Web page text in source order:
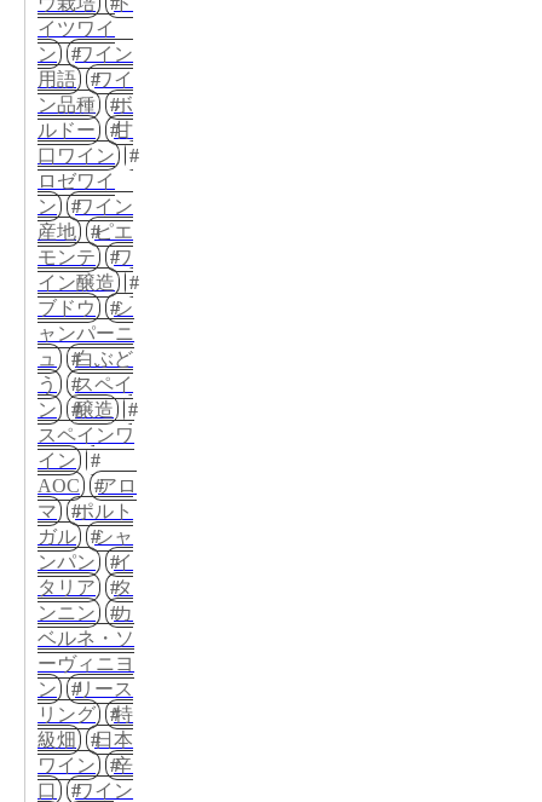
イツワイ
ン
ワイン
用語
ワイ
ン品種
ボ
ルドー
甘
口ワイン
ロゼワイ
ン
ワイン
産地
ピエ
モンテ
ワ
イン醸造
ブドウ
シ
ャンパーニ
ュ
白ぶど
う
スペイ
ン
醸造
スペインワ
イン
AOC
アロ
マ
ポルト
ガル
シャ
ンパン
イ
タリア
タ
ンニン
カ
ベルネ・ソ
ーヴィニヨ
ン
リース
リング
特
級畑
日本
ワイン
辛
口
ワイン